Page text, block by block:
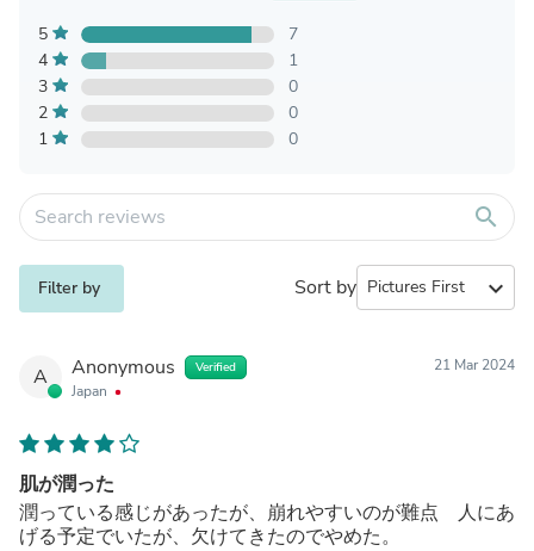
5
7
4
1
3
0
2
0
1
0
search
Filter by Sort by expand_more
A Anonymous Verified
Japan
21 Mar 2024
肌が潤った
潤っている感じがあったが、崩れやすいのが難点 人にあ
げる予定でいたが、欠けてきたのでやめた。